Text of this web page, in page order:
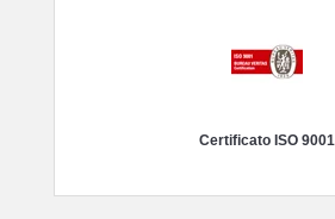
Certificato ISO 9001